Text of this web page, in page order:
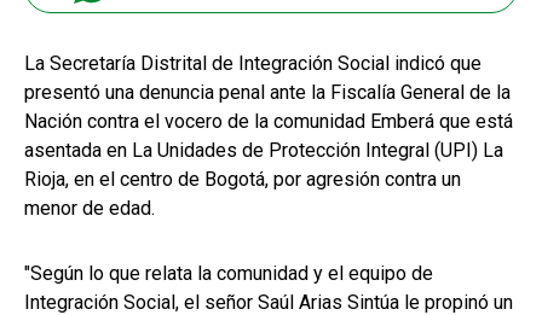
La Secretaría Distrital de Integración Social indicó que
presentó una denuncia penal ante la Fiscalía General de la
Nación contra el vocero de la comunidad Emberá que está
asentada en La Unidades de Protección Integral (UPI) La
Rioja, en el centro de Bogotá, por agresión contra un
menor de edad.
"Según lo que relata la comunidad y el equipo de
Integración Social, el señor Saúl Arias Sintúa le propinó un